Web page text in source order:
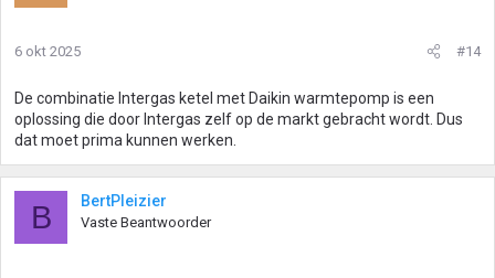
6 okt 2025 #14
De combinatie Intergas ketel met Daikin warmtepomp is een
oplossing die door Intergas zelf op de markt gebracht wordt. Dus
dat moet prima kunnen werken.
B BertPleizier
Vaste Beantwoorder